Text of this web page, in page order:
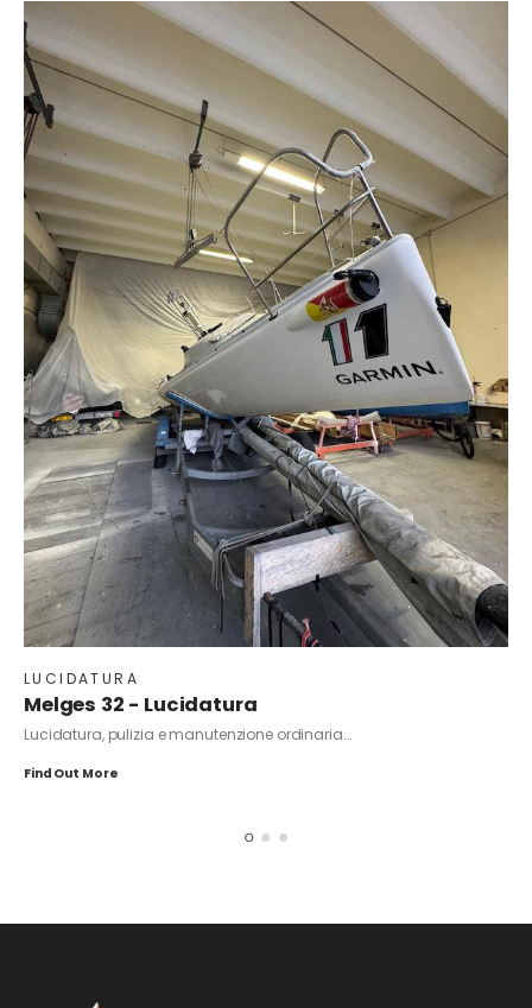
LUCIDATURA
Melges 32 - Lucidatura
Lucidatura, pulizia e manutenzione ordinaria...
Find Out More